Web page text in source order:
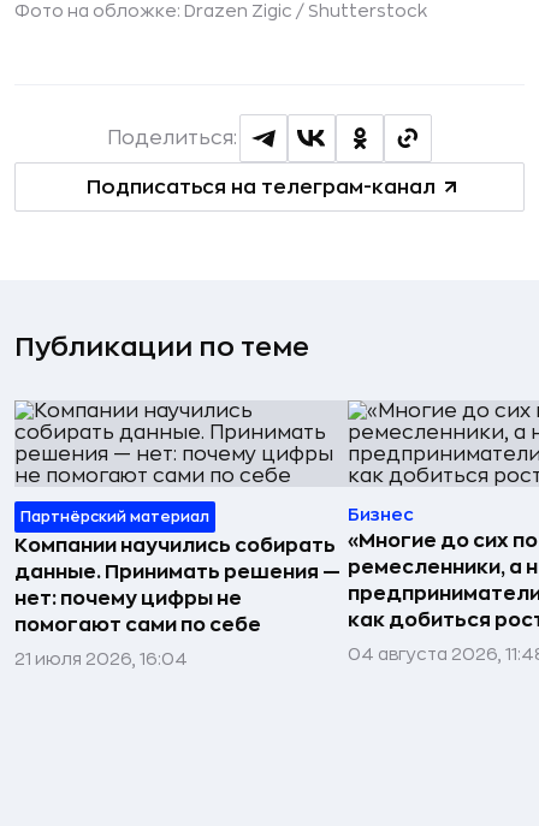
Фото на обложке: Drazen Zigic / Shutterstock
Подписаться на телеграм-канал
Поделиться:
Публикации по теме
Партнёрский материал
Компании научились собирать
данные. Принимать решения —
нет: почему цифры не
помогают сами по себе
21 июля 2026, 16:04
Бизнес
«Многие до сих
ремесленники, а
как добиться
04 августа 2026,